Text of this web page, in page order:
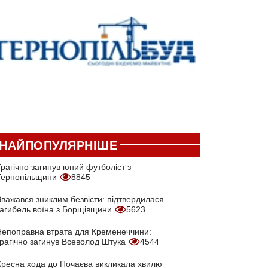
загинув юний футболіст з
8845
зниклим безвісти: підтвердилася
воїна з Борщівщини
5623
втрата для Кременеччини:
загинув Всеволод Штука
4544
хода до Почаєва викликала хвилю